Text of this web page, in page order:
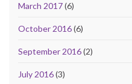
March 2017(6)
October 2016(6)
September 2016(2)
July 2016(3)